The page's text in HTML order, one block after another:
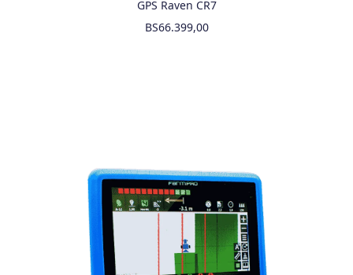
GPS Raven CR7
BS66.399,00